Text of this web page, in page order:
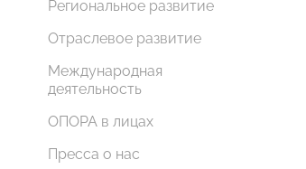
Региональное развитие
Отраслевое развитие
Международная
деятельность
ОПОРА в лицах
Пресса о нас